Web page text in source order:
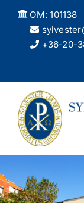
Kihagyás
OM:
+36-20-